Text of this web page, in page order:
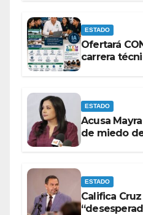
ESTADO
Ofertará
carrera
ESTADO
Acusa
de miedo
ESTADO
Califica